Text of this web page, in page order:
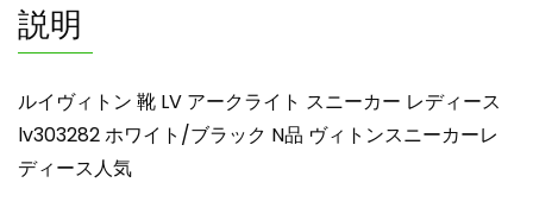
ニ
ー
ー
レ
デ
説明
ルイヴィトン 靴 LV アークライト スニーカー レディース
lv303282 ホワイト/ブラック N品 ヴィトンスニーカーレ
ディース人気